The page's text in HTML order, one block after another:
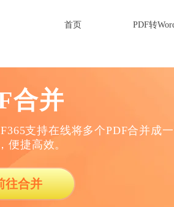
首页 PDF转
合并
支持在线将多个PDF合并成
便捷高效。
往合并